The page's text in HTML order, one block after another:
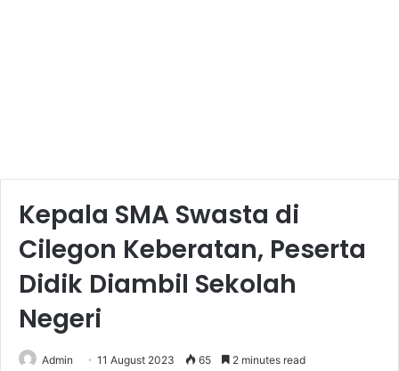
Kepala SMA Swasta di
Cilegon Keberatan, Peserta
Didik Diambil Sekolah
Negeri
Admin 11 August 2023 65 2 minutes read